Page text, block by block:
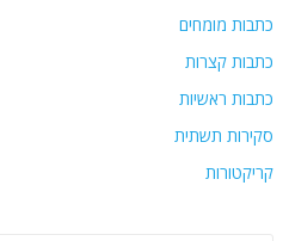
כתבות מומחים
כתבות קצרות
כתבות ראשיות
סקירות תשתית
קריקטורות